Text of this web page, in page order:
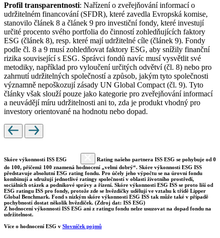
Profil transparentnosti: Nařízení o zveřejňování informací o
udržitelném financování (SFDR), které zavedla Evropská komise,
stanovilo článek 8 a článek 9 pro investiční fondy, které investují
určité procento svého portfolia do činností zohledňujících faktory
ESG (článek 8), resp. které mají udržitelné cíle (článek 9). Fondy
podle čl. 8 a 9 musí zohledňovat faktory ESG, aby snížily finanční
rizika související s ESG. Správci fondů navíc musí vysvětlit své
metodiky, například pro vyloučení určitých odvětví (čl. 8) nebo pro
zahrnutí udržitelných společností a způsob, jakým tyto společnosti
významně nepoškozují zásady UN Global Compact (čl. 9). Tyto
články však slouží pouze jako kategorie pro zveřejňování informací
a neuvádějí míru udržitelnosti ani to, zda je produkt vhodný pro
investory orientované na hodnotu nebo dopad.
Skóre výkonnosti ISS ESG
Rating našeho partnera ISS ESG se pohybuje od 0
do 100, přičemž 100 znamená hodnocení „velmi dobrý“. Skóre výkonnosti ESG ISS
představuje absolutní ESG rating fondu. Pro účely jeho výpočtu se na úrovni fondu
kombinují a sdružují jednotlivé ratingy společností v oblasti životního prostředí,
sociálních otázek a podnikové správy a řízení. Skóre výkonnosti ESG ISS se proto liší od
ESG ratingu ISS pro fondy, protože zde se hvězdičky udělují ve vztahu k třídě Lipper
Global Benchmark. Fond s nízkým skóre výkonnosti ESG ISS tak může také v případě
pochybností dostat několik hvězdiček. (Zdroj dat: ISS ESG)
Z hodnocení výkonnosti ISS ESG ani z ratingu fondu nelze usuzovat na dopad fondu na
udržitelnost.
Více o hodnocení ESG v Slovníček pojmů